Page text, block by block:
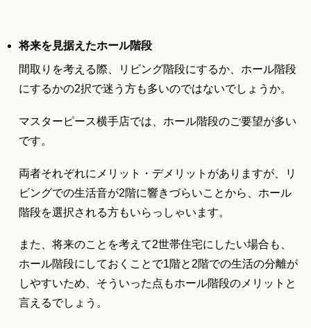
将来を見据えたホール階段
間取りを考える際、リビング階段にするか、ホール階段
にするかの2択で迷う方も多いのではないでしょうか。
マスターピース横手店では、ホール階段のご要望が多い
です。
両者それぞれにメリット・デメリットがありますが、リ
ビングでの生活音が2階に響きづらいことから、ホール
階段を選択される方もいらっしゃいます。
また、将来のことを考えて2世帯住宅にしたい場合も、
ホール階段にしておくことで1階と2階での生活の分離が
しやすいため、そういった点もホール階段のメリットと
言えるでしょう。